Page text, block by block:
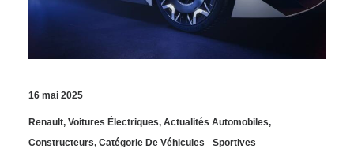
16 mai 2025
Renault, Voitures Électriques, Actualités Automobiles,
Constructeurs, Catégorie De Véhicules Sportives